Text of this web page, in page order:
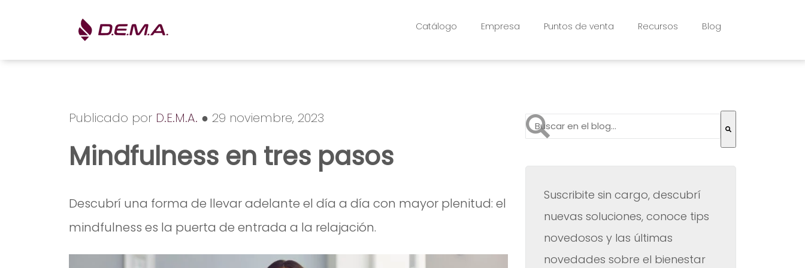
Catálogo Empresa Puntos de venta Recursos Blog
Publicado por D.E.M.A. ● 29 noviembre, 2023
Mindfulness en tres pasos
Descubrí una forma de llevar adelante el día a día con mayor plenitud: el
mindfulness es la puerta de entrada a la relajación.
Esto es un campo de búsqueda con una función de texto
Suscribite sin cargo, descubrí
nuevas soluciones, conoce tips
novedosos y las últimas
novedades sobre el bienestar